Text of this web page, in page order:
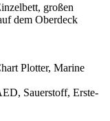
großen
dem Oberdeck
Plotter, Marine
Sauerstoff, Erste-